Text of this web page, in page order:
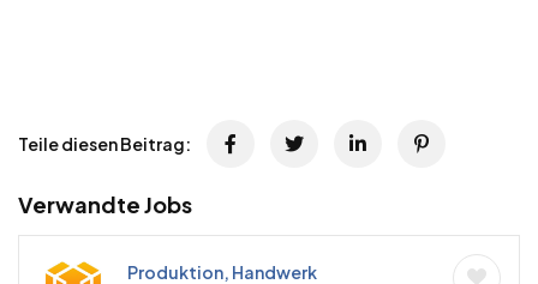
Teile diesen Beitrag:
Verwandte Jobs
Produktion, Handwerk